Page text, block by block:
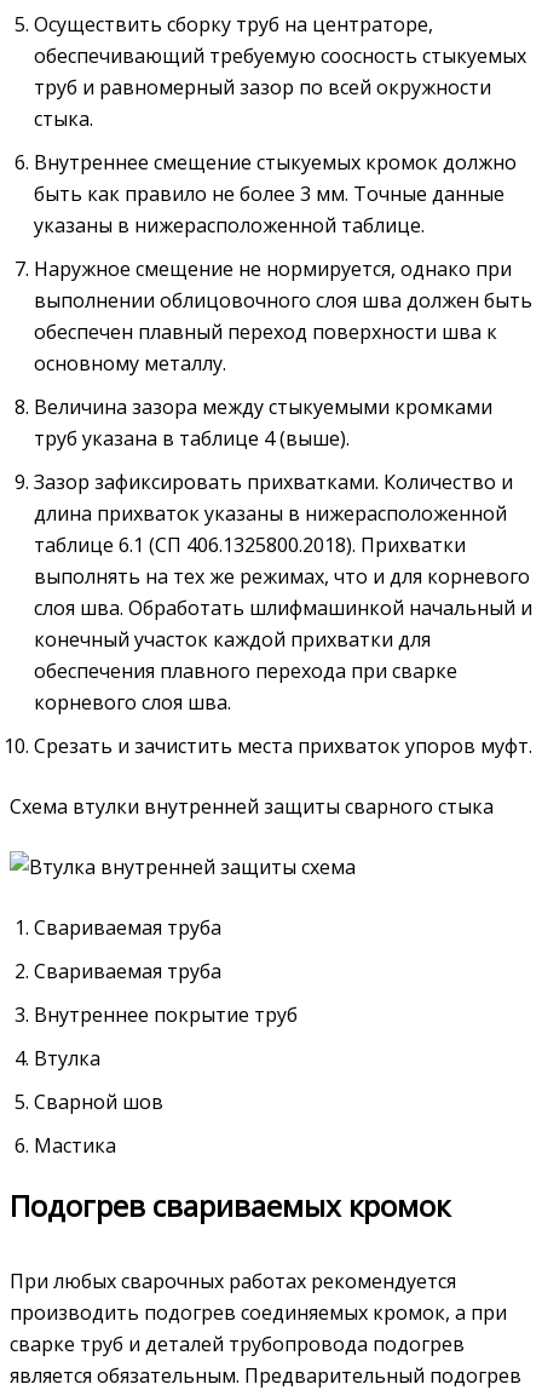
Осуществить сборку труб на центраторе,
обеспечивающий требуемую соосность стыкуемых
труб и равномерный зазор по всей окружности
стыка.
Внутреннее смещение стыкуемых кромок должно
быть как правило не более 3 мм. Точные данные
указаны в нижерасположенной таблице.
Наружное смещение не нормируется, однако при
выполнении облицовочного слоя шва должен быть
обеспечен плавный переход поверхности шва к
основному металлу.
Величина зазора между стыкуемыми кромками
труб указана в таблице 4 (выше).
Зазор зафиксировать прихватками. Количество и
длина прихваток указаны в нижерасположенной
таблице 6.1 (СП 406.1325800.2018). Прихватки
выполнять на тех же режимах, что и для корневого
слоя шва. Обработать шлифмашинкой начальный и
конечный участок каждой прихватки для
обеспечения плавного перехода при сварке
корневого слоя шва.
Срезать и зачистить места прихваток упоров муфт.
Схема втулки внутренней защиты сварного стыка
Свариваемая труба
Свариваемая труба
Внутреннее покрытие труб
Втулка
Сварной шов
Мастика
Подогрев свариваемых кромок
При любых сварочных работах рекомендуется
производить подогрев соединяемых кромок, а при
сварке труб и деталей трубопровода подогрев
является обязательным. Предварительный подогрев